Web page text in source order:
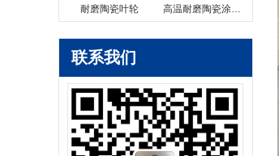
耐磨陶瓷叶轮 高温耐磨陶瓷涂…
联系我们